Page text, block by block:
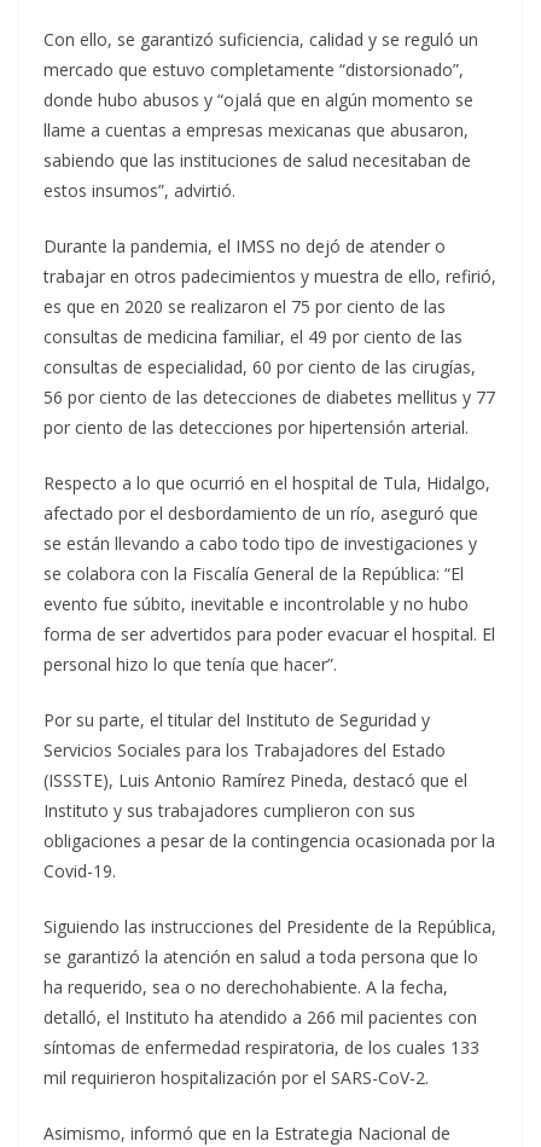
Con ello, se garantizó suficiencia, calidad y se reguló un
mercado que estuvo completamente “distorsionado”,
donde hubo abusos y “ojalá que en algún momento se
llame a cuentas a empresas mexicanas que abusaron,
sabiendo que las instituciones de salud necesitaban de
estos insumos”, advirtió.
Durante la pandemia, el IMSS no dejó de atender o
trabajar en otros padecimientos y muestra de ello, refirió,
es que en 2020 se realizaron el 75 por ciento de las
consultas de medicina familiar, el 49 por ciento de las
consultas de especialidad, 60 por ciento de las cirugías,
56 por ciento de las detecciones de diabetes mellitus y 77
por ciento de las detecciones por hipertensión arterial.
Respecto a lo que ocurrió en el hospital de Tula, Hidalgo,
afectado por el desbordamiento de un río, aseguró que
se están llevando a cabo todo tipo de investigaciones y
se colabora con la Fiscalía General de la República: “El
evento fue súbito, inevitable e incontrolable y no hubo
forma de ser advertidos para poder evacuar el hospital. El
personal hizo lo que tenía que hacer”.
Por su parte, el titular del Instituto de Seguridad y
Servicios Sociales para los Trabajadores del Estado
(ISSSTE), Luis Antonio Ramírez Pineda, destacó que el
Instituto y sus trabajadores cumplieron con sus
obligaciones a pesar de la contingencia ocasionada por la
Covid-19.
Siguiendo las instrucciones del Presidente de la República,
se garantizó la atención en salud a toda persona que lo
ha requerido, sea o no derechohabiente. A la fecha,
detalló, el Instituto ha atendido a 266 mil pacientes con
síntomas de enfermedad respiratoria, de los cuales 133
mil requirieron hospitalización por el SARS-CoV-2.
Asimismo, informó que en la Estrategia Nacional de